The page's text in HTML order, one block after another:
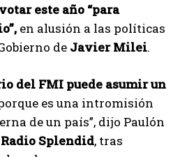
este año “para
en alusión a las políticas
de Javier Milei.
del FMI puede asumir un
es una intromisión
de un país”, dijo Paulón
Radio Splendid, tras